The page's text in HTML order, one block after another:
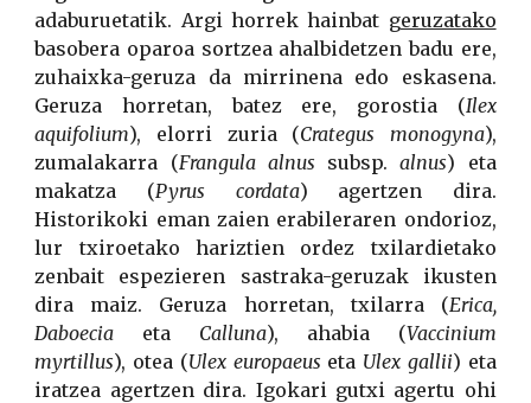
adaburuetatik. Argi horrek hainbat geruzatako
basobera oparoa sortzea ahalbidetzen badu ere,
zuhaixka-geruza da mirrinena edo eskasena.
Geruza horretan, batez ere, gorostia (Ilex
aquifolium), elorri zuria (Crategus monogyna),
zumalakarra (Frangula alnus subsp. alnus) eta
makatza (Pyrus cordata) agertzen dira.
Historikoki eman zaien erabileraren ondorioz,
lur txiroetako hariztien ordez txilardietako
zenbait espezieren sastraka-geruzak ikusten
dira maiz. Geruza horretan, txilarra (Erica,
Daboecia eta Calluna), ahabia (Vaccinium
myrtillus), otea (Ulex europaeus eta Ulex gallii) eta
iratzea agertzen dira. Igokari gutxi agertu ohi